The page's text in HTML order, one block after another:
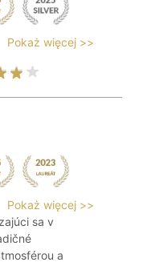
Pokaż więcej >>
Pokaż więcej >>
sa v
a